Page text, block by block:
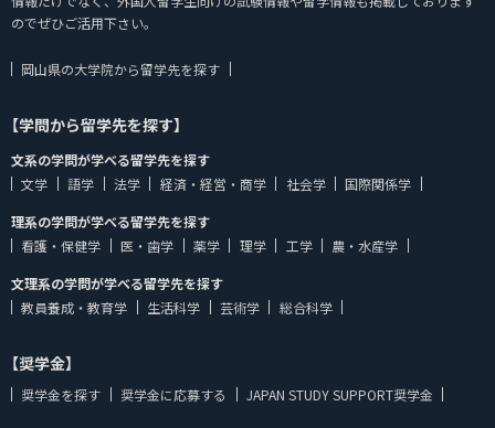
のでぜひご活用下さい。
岡山県の大学院から留学先を探す
【学問から留学先を探す】
文系の学問が学べる留学先を探す
文学
語学 法学 経済・経営・商学 社会学
国際関係学
理系の学問が学べる留学先を探す
看護・保健学
医・歯学 薬学 理学 工学
農・水産学
文理系の学問が学べる留学先を探す
教員養成・教育学
生活科学 芸術学 総合科学
【奨学金】
奨学金を探す 奨学金に応募する JAPAN STUDY SUPPORT奨学金